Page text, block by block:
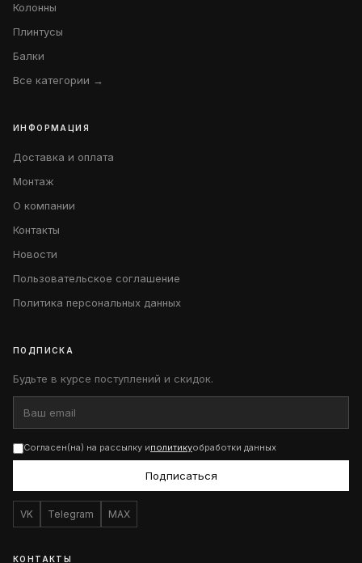
Колонны
Плинтусы
Балки
Все категории →
ИНФОРМАЦИЯ
Доставка и оплата
Монтаж
О компании
Контакты
Новости
Пользовательское соглашение
Политика персональных данных
ПОДПИСКА
Будьте в курсе поступлений и скидок.
Согласен(на) на рассылку иполитикуобработки данных
Подписаться
VK Telegram MAX
КОНТАКТЫ